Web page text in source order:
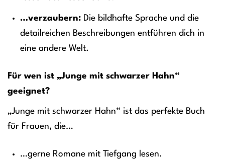
…verzaubern:Die bildhafte Sprache und die
detailreichen Beschreibungen entführen dich in
eine andere Welt.
Für wen ist „Junge mit schwarzer Hahn“
geeignet?
„Junge mit schwarzer Hahn“ ist das perfekte Buch
für Frauen, die…
…gerne Romane mit Tiefgang lesen.